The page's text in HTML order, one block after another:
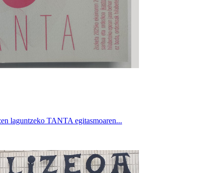
laguntzeko TANTA egitasmoaren...